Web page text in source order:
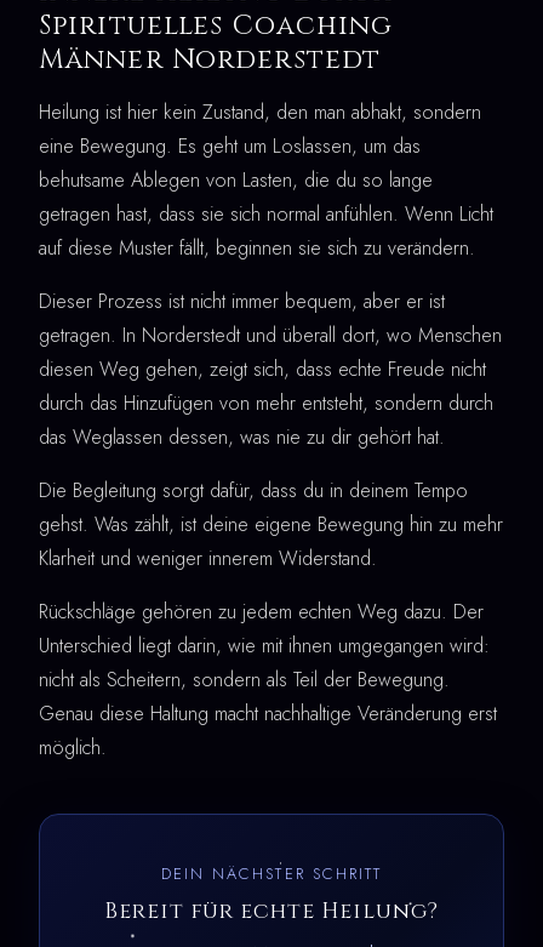
Spirituelles Coaching
Männer Norderstedt
Heilung ist hier kein Zustand, den man abhakt, sondern
eine Bewegung. Es geht um Loslassen, um das
behutsame Ablegen von Lasten, die du so lange
getragen hast, dass sie sich normal anfühlen. Wenn Licht
auf diese Muster fällt, beginnen sie sich zu verändern.
Dieser Prozess ist nicht immer bequem, aber er ist
getragen. In Norderstedt und überall dort, wo Menschen
diesen Weg gehen, zeigt sich, dass echte Freude nicht
durch das Hinzufügen von mehr entsteht, sondern durch
das Weglassen dessen, was nie zu dir gehört hat.
Die Begleitung sorgt dafür, dass du in deinem Tempo
gehst. Was zählt, ist deine eigene Bewegung hin zu mehr
Klarheit und weniger innerem Widerstand.
Rückschläge gehören zu jedem echten Weg dazu. Der
Unterschied liegt darin, wie mit ihnen umgegangen wird:
nicht als Scheitern, sondern als Teil der Bewegung.
Genau diese Haltung macht nachhaltige Veränderung erst
möglich.
DEIN NÄCHSTER SCHRITT
Bereit für echte Heilung?